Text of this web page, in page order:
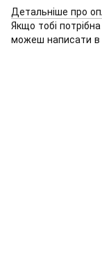
Детальніше про
Якщо тобі
можеш написати в